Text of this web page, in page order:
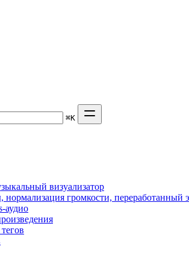
⌘K
визуализатор
громкости, переработанный
аудио